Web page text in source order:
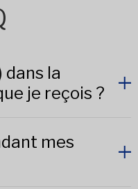
dans la
je reçois ?
mes